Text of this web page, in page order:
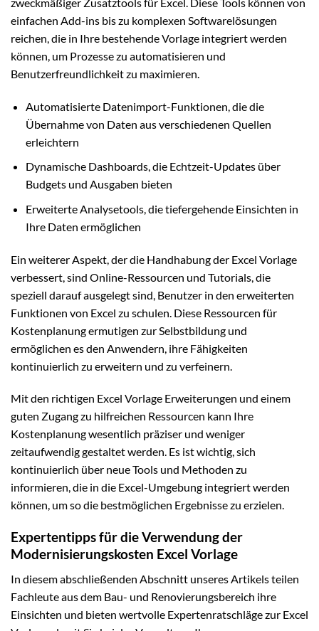
einfachen Add-ins bis zu komplexen Softwarelösungen
reichen, die in Ihre bestehende Vorlage integriert werden
können, um Prozesse zu automatisieren und
Benutzerfreundlichkeit zu maximieren.
Automatisierte Datenimport-Funktionen, die die
Übernahme von Daten aus verschiedenen Quellen
erleichtern
Dynamische Dashboards, die Echtzeit-Updates über
Budgets und Ausgaben bieten
Erweiterte Analysetools, die tiefergehende Einsichten in
Ihre Daten ermöglichen
Ein weiterer Aspekt, der die Handhabung der Excel Vorlage
verbessert, sind Online-Ressourcen und Tutorials, die
speziell darauf ausgelegt sind, Benutzer in den erweiterten
Funktionen von Excel zu schulen. Diese Ressourcen für
Kostenplanung ermutigen zur Selbstbildung und
ermöglichen es den Anwendern, ihre Fähigkeiten
kontinuierlich zu erweitern und zu verfeinern.
Mit den richtigen Excel Vorlage Erweiterungen und einem
guten Zugang zu hilfreichen Ressourcen kann Ihre
Kostenplanung wesentlich präziser und weniger
zeitaufwendig gestaltet werden. Es ist wichtig, sich
kontinuierlich über neue Tools und Methoden zu
informieren, die in die Excel-Umgebung integriert werden
können, um so die bestmöglichen Ergebnisse zu erzielen.
Expertentipps für die Verwendung der
Modernisierungskosten Excel Vorlage
In diesem abschließenden Abschnitt unseres Artikels teilen
Fachleute aus dem Bau- und Renovierungsbereich ihre
Einsichten und bieten wertvolle Expertenratschläge zur Excel